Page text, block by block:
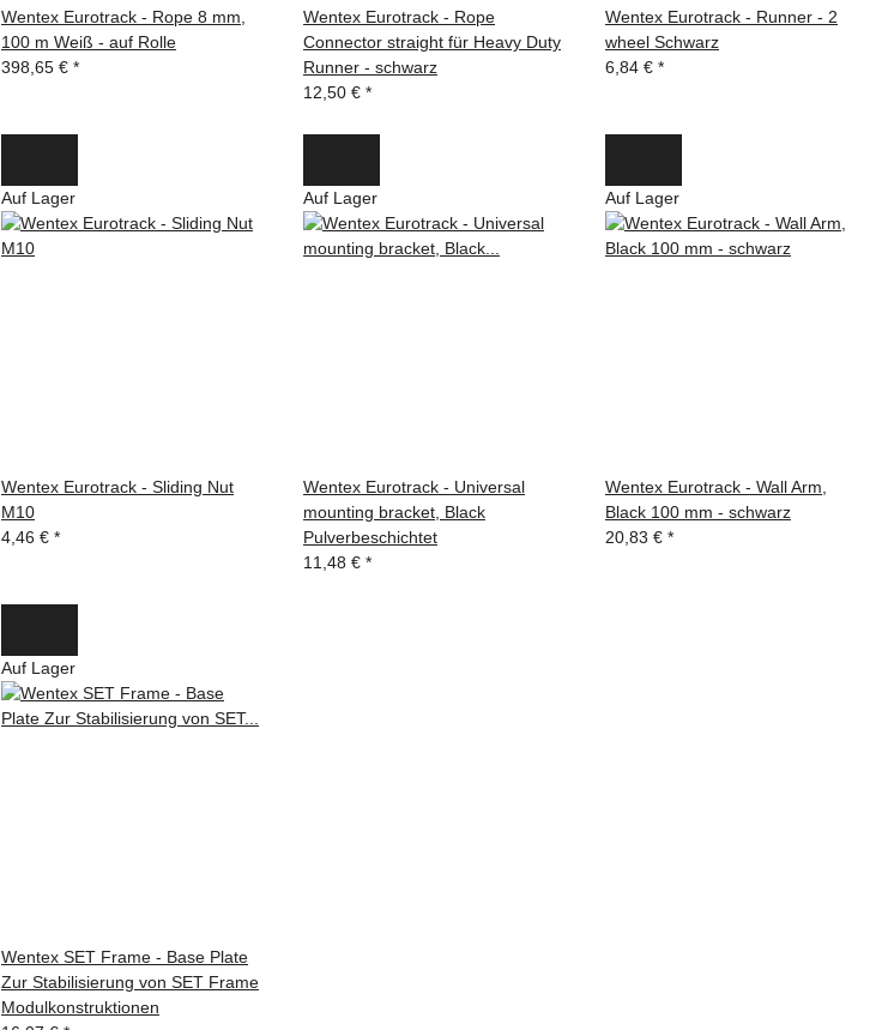
Wentex Eurotrack - Rope 8 mm,
100 m Weiß - auf Rolle
398,65 € *
Wentex Eurotrack - Rope
Connector straight für Heavy Duty
Runner - schwarz
12,50 € *
Wentex Eurotrack - Runner - 2
wheel Schwarz
6,84 € *
Auf Lager
Wentex Eurotrack - Sliding Nut
M10
4,46 € *
Auf Lager
Wentex Eurotrack - Universal
mounting bracket, Black
Pulverbeschichtet
11,48 € *
Auf Lager
Wentex Eurotrack - Wall Arm,
Black 100 mm - schwarz
20,83 € *
Auf Lager
Wentex SET Frame - Base Plate
Zur Stabilisierung von SET Frame
Modulkonstruktionen